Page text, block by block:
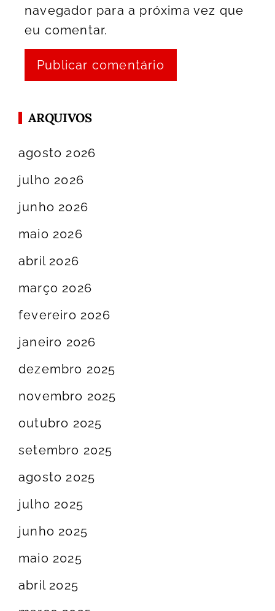
navegador para a próxima vez que
eu comentar.
ARQUIVOS
agosto 2026
julho 2026
junho 2026
maio 2026
abril 2026
março 2026
fevereiro 2026
janeiro 2026
dezembro 2025
novembro 2025
outubro 2025
setembro 2025
agosto 2025
julho 2025
junho 2025
maio 2025
abril 2025